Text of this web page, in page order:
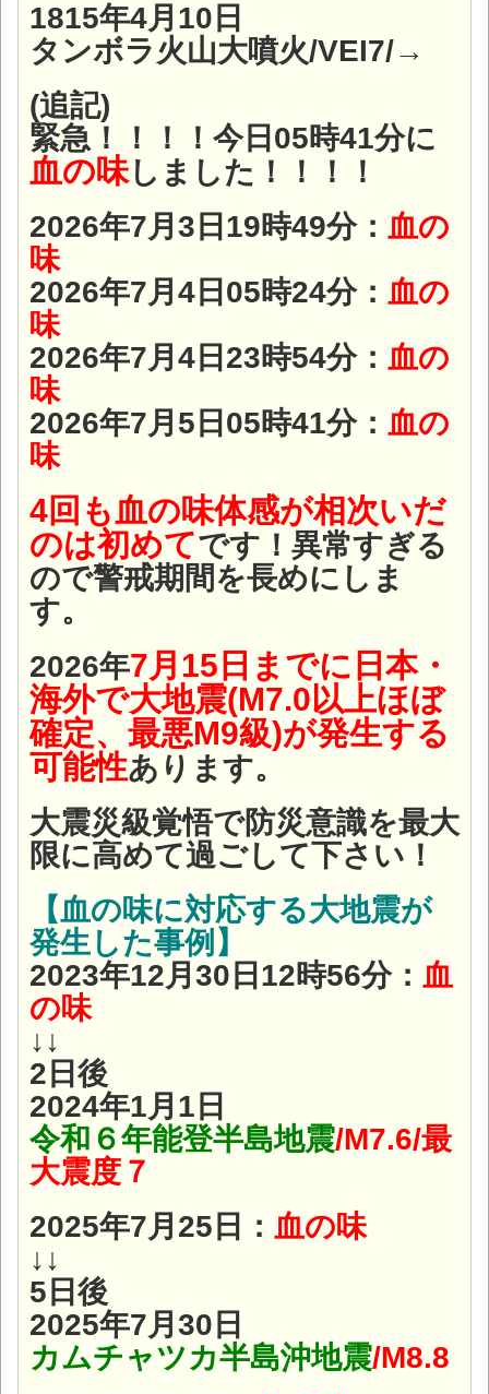
1815年4月10日
タンボラ火山大噴火/VEI7/→
(追記)
緊急！！！！今日05時41分に
血の味しました！！！！
2026年7月3日19時49分： 血の
味
2026年7月4日05時24分： 血の
味
2026年7月4日23時54分： 血の
味
2026年7月5日05時41分： 血の
味
4回も血の味体感が相次いだ
のは初めてです！異常すぎる
ので警戒期間を長めにしま
す。
2026年7月15日までに日本・
海外で大地震(M7.0以上ほぼ
確定、最悪M9級)が発生する
可能性あります。
大震災級覚悟で防災意識を最大
限に高めて過ごして下さい！
【血の味に対応する大地震が
発生した事例】
2023年12月30日12時56分： 血
の味
↓↓
2日後
2024年1月1日
令和６年能登半島地震/M7.6/最
大震度７
2025年7月25日： 血の味
↓↓
5日後
2025年7月30日
カムチャツカ半島沖地震/M8.8